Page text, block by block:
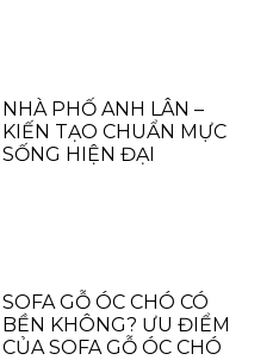
NHÀ PHỐ ANH LÂN –
KIẾN TẠO CHUẨN MỰC
SỐNG HIỆN ĐẠI
SOFA GỖ ÓC CHÓ CÓ
BỀN KHÔNG? ƯU ĐIỂM
CỦA SOFA GỖ ÓC CHÓ